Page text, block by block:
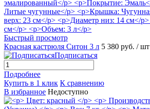
Быстрый просмотр
Красная кастрюля Ситон 3 л 5 380 руб. / шт
Подписаться
Подробнее
Купить в 1 клик К сравнению
В избранное Недоступно